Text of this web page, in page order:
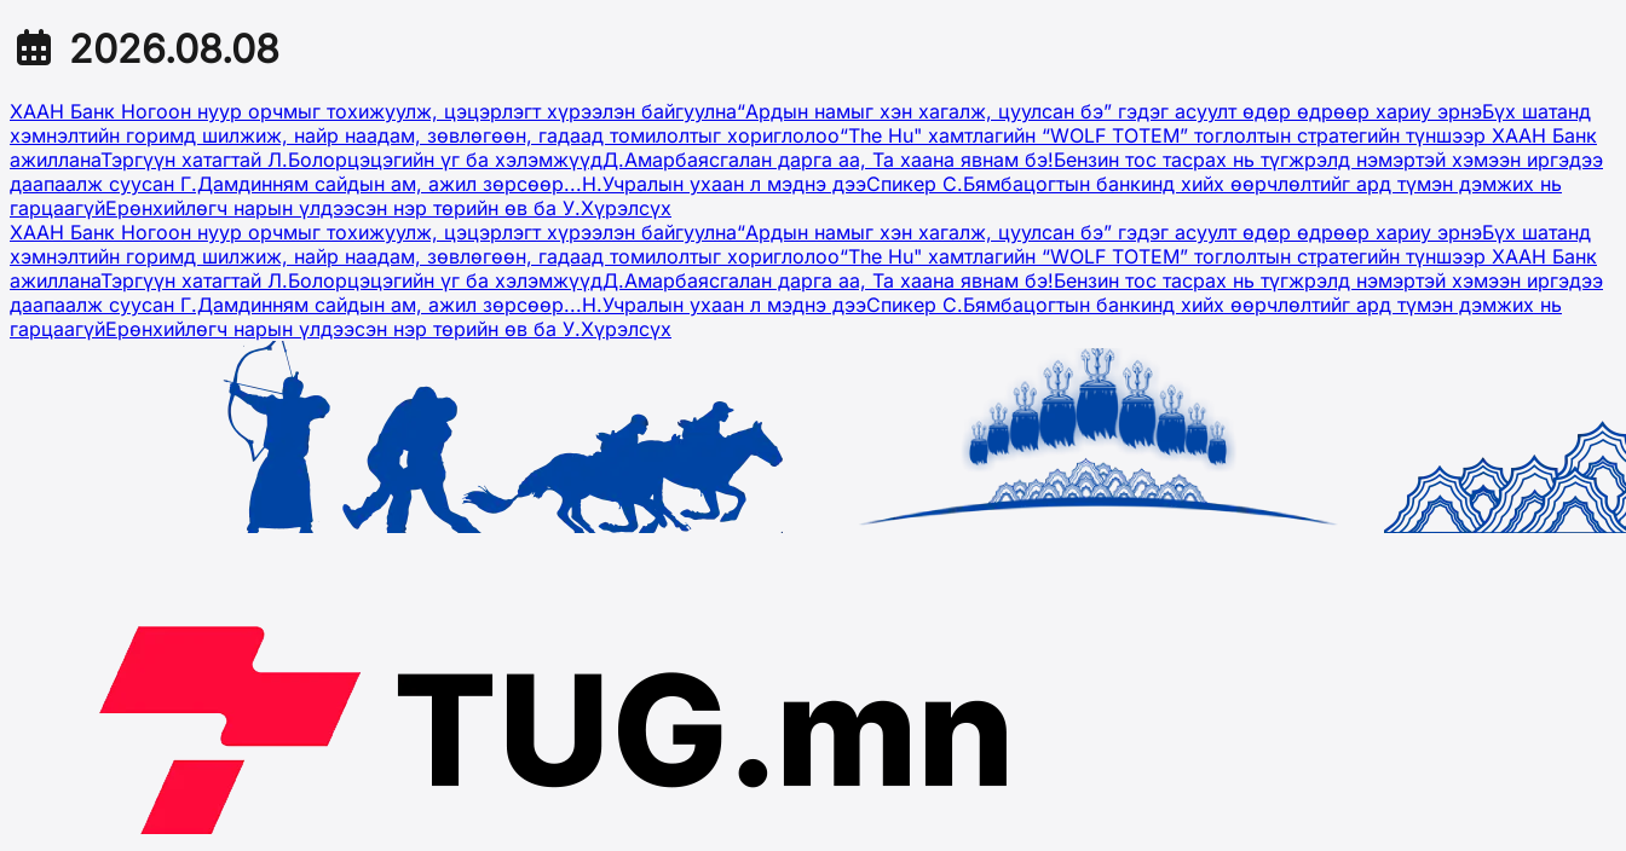
2026.08.08
ХААН Банк Ногоон нуур орчмыг тохижуулж, цэцэрлэгт хүрээлэн байгуулна“Ардын намыг хэн хагалж, цуулсан бэ” гэдэг асуулт өдөр өдрөөр хариу эрнэБүх шатанд
хэмнэлтийн горимд шилжиж, найр наадам, зөвлөгөөн, гадаад томилолтыг хориглолоо“The Hu" хамтлагийн “WOLF TOTEM” тоглолтын стратегийн түншээр ХААН Банк
ажилланаТэргүүн хатагтай Л.Болорцэцэгийн үг ба хэлэмжүүдД.Амарбаясгалан дарга аа, Та хаана явнам бэ!Бензин тос тасрах нь түгжрэлд нэмэртэй хэмээн иргэдээ
даапаалж суусан Г.Дамдинням сайдын ам, ажил зөрсөөр...Н.Учралын ухаан л мэднэ дээСпикер С.Бямбацогтын банкинд хийх өөрчлөлтийг ард түмэн дэмжих нь
гарцаагүйЕрөнхийлөгч нарын үлдээсэн нэр төрийн өв ба У.Хүрэлсүх
ХААН Банк Ногоон нуур орчмыг тохижуулж, цэцэрлэгт хүрээлэн байгуулна“Ардын намыг хэн хагалж, цуулсан бэ” гэдэг асуулт өдөр өдрөөр хариу эрнэБүх шатанд
хэмнэлтийн горимд шилжиж, найр наадам, зөвлөгөөн, гадаад томилолтыг хориглолоо“The Hu" хамтлагийн “WOLF TOTEM” тоглолтын стратегийн түншээр ХААН Банк
ажилланаТэргүүн хатагтай Л.Болорцэцэгийн үг ба хэлэмжүүдД.Амарбаясгалан дарга аа, Та хаана явнам бэ!Бензин тос тасрах нь түгжрэлд нэмэртэй хэмээн иргэдээ
даапаалж суусан Г.Дамдинням сайдын ам, ажил зөрсөөр...Н.Учралын ухаан л мэднэ дээСпикер С.Бямбацогтын банкинд хийх өөрчлөлтийг ард түмэн дэмжих нь
гарцаагүйЕрөнхийлөгч нарын үлдээсэн нэр төрийн өв ба У.Хүрэлсүх